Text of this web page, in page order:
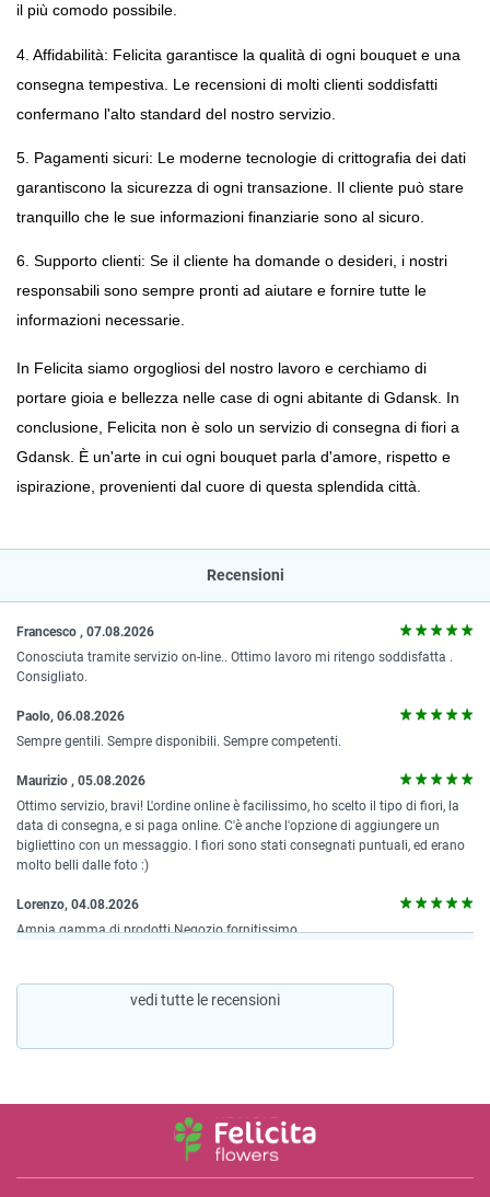
il più comodo possibile.
4. Affidabilità: Felicita garantisce la qualità di ogni bouquet e una
consegna tempestiva. Le recensioni di molti clienti soddisfatti
confermano l'alto standard del nostro servizio.
5. Pagamenti sicuri: Le moderne tecnologie di crittografia dei dati
garantiscono la sicurezza di ogni transazione. Il cliente può stare
tranquillo che le sue informazioni finanziarie sono al sicuro.
6. Supporto clienti: Se il cliente ha domande o desideri, i nostri
responsabili sono sempre pronti ad aiutare e fornire tutte le
informazioni necessarie.
In Felicita siamo orgogliosi del nostro lavoro e cerchiamo di
portare gioia e bellezza nelle case di ogni abitante di Gdansk. In
conclusione, Felicita non è solo un servizio di consegna di fiori a
Gdansk. È un'arte in cui ogni bouquet parla d'amore, rispetto e
ispirazione, provenienti dal cuore di questa splendida città.
Recensioni
Francesco , 07.08.2026
Conosciuta tramite servizio on-line.. Ottimo lavoro mi ritengo soddisfatta .
Consigliato.
Paolo, 06.08.2026
Sempre gentili. Sempre disponibili. Sempre competenti.
Maurizio , 05.08.2026
Ottimo servizio, bravi! L'ordine online è facilissimo, ho scelto il tipo di fiori, la
data di consegna, e si paga online. C'è anche l'opzione di aggiungere un
bigliettino con un messaggio. I fiori sono stati consegnati puntuali, ed erano
molto belli dalle foto :)
Lorenzo, 04.08.2026
Ampia gamma di prodotti Negozio fornitissimo
vedi tutte le recensioni